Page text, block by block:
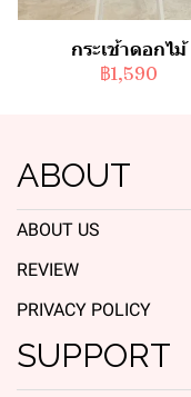
กระเช้าดอกไม้
฿1,590
ABOUT
ABOUT US
REVIEW
PRIVACY POLICY
SUPPORT